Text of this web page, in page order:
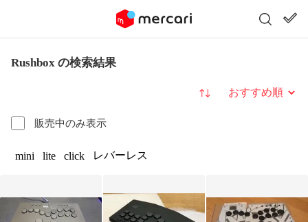
Rushbox の検索結果
販売中のみ表示
並び替え
mini lite click レバーレス